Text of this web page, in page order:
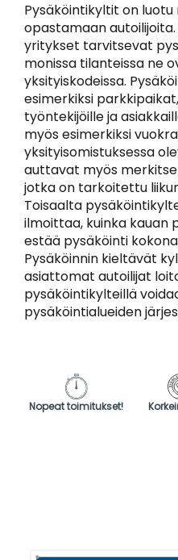
Pysäköintikyltit on luotu
opastamaan
yritykset tarvitsevat
monissa tilanteissa ne
yksityiskodeissa.
esimerkiksi
työntekijöille ja
myös esimerkiksi
yksityisomistuksessa
auttavat myös
jotka on tarkoitettu
Toisaalta
ilmoittaa, kuinka kauan
estää pysäköinti
Pysäköinnin kieltävät
asiattomat autoilijat
pysäköintikylteillä
pysäköintialueiden
Nopeat toimitukset!